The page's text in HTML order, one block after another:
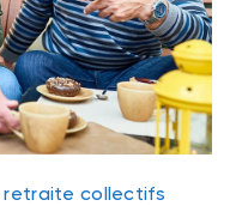
retraite collectifs